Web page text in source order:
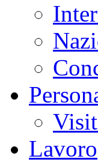
Lavoro